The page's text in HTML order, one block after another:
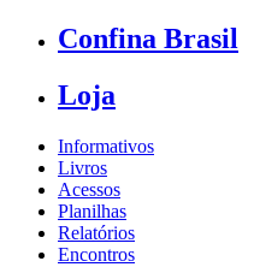
Confina Brasil
Loja
Informativos
Livros
Acessos
Planilhas
Relatórios
Encontros